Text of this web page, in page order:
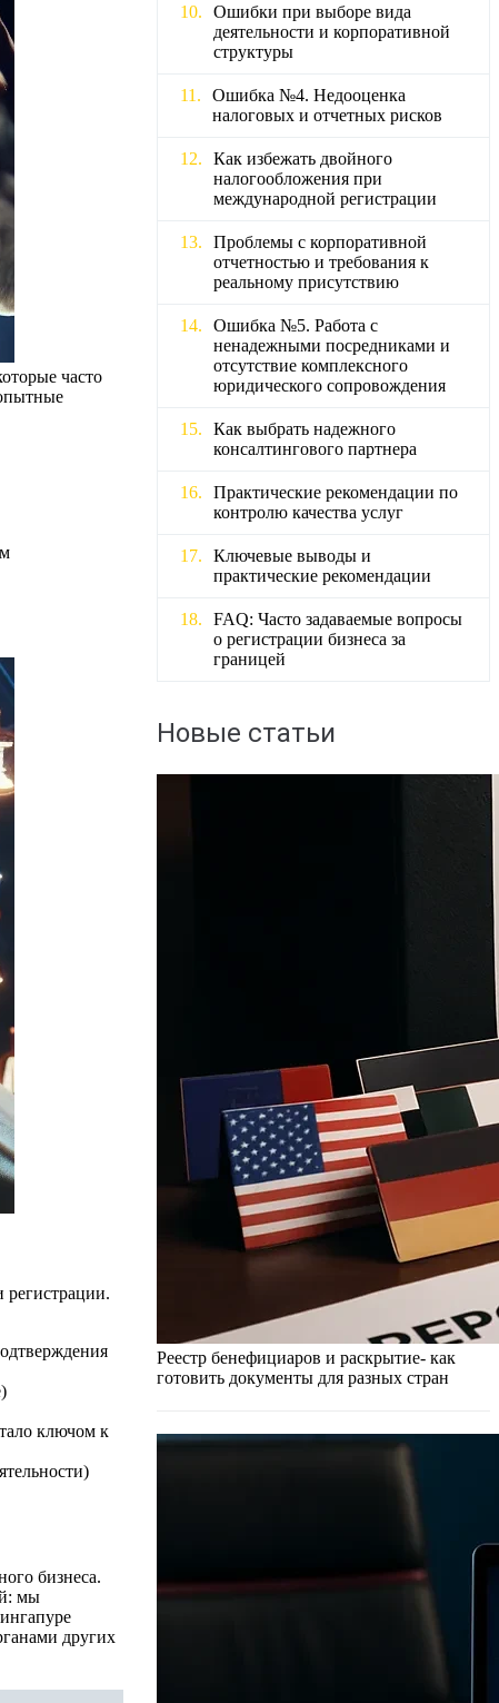
часто
регистрации.
ключом к
бизнеса.
мы
других
Ошибки при выборе вида
деятельности и корпоративной
структуры
Ошибка №4. Недооценка
налоговых и отчетных рисков
Как избежать двойного
налогообложения при
международной регистрации
Проблемы с корпоративной
отчетностью и требования к
реальному присутствию
Ошибка №5. Работа с
ненадежными посредниками и
отсутствие комплексного
юридического сопровождения
Как выбрать надежного
консалтингового партнера
Практические рекомендации по
контролю качества услуг
Ключевые выводы и
практические рекомендации
FAQ: Часто задаваемые вопросы
о регистрации бизнеса за
границей
Новые статьи
Реестр бенефициаров и раскрытие- как
готовить документы для разных стран